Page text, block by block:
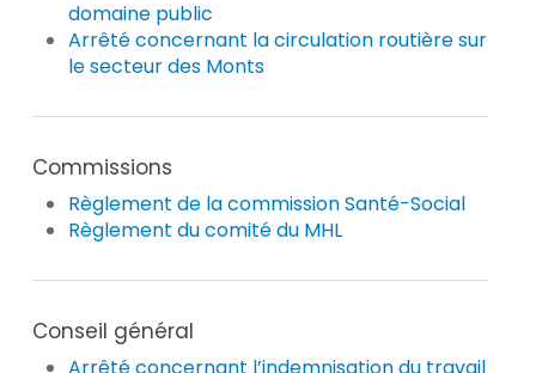
domaine public
Arrêté concernant la circulation routière sur
le secteur des Monts
Commissions
Règlement de la commission Santé-Social
Règlement du comité du MHL
Conseil général